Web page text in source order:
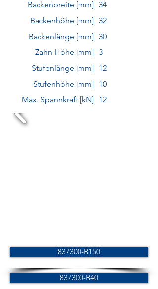
Backenbreite [mm] 34
Backenhöhe [mm] 32
Backenlänge [mm] 30
Zahn Höhe [mm] 3
Stufenlänge [mm]
12
Stufenhöhe [mm]
10
Max. Spannkraft [kN]
12
837300-B150
837300-B40